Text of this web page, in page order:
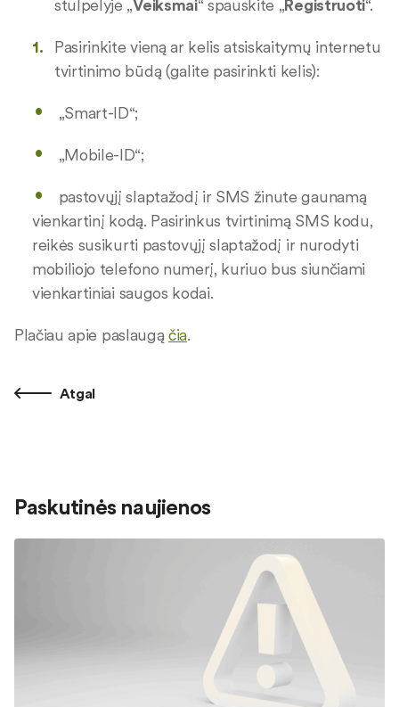
stulpelyje „Veiksmai“ spauskite „Registruoti“.
Pasirinkite vieną ar kelis atsiskaitymų internetu
tvirtinimo būdą (galite pasirinkti kelis):
„Smart-ID“;
„Mobile-ID“;
pastovųjį slaptažodį ir SMS žinute gaunamą
vienkartinį kodą. Pasirinkus tvirtinimą SMS kodu,
reikės susikurti pastovųjį slaptažodį ir nurodyti
mobiliojo telefono numerį, kuriuo bus siunčiami
vienkartiniai saugos kodai.
Plačiau apie paslaugą čia.
Atgal
Paskutinės naujienos